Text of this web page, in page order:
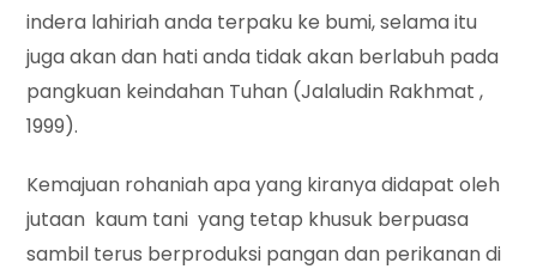
indera lahiriah anda terpaku ke bumi, selama itu
juga akan dan hati anda tidak akan berlabuh pada
pangkuan keindahan Tuhan (Jalaludin Rakhmat ,
1999).
Kemajuan rohaniah apa yang kiranya didapat oleh
jutaan kaum tani yang tetap khusuk berpuasa
sambil terus berproduksi pangan dan perikanan di